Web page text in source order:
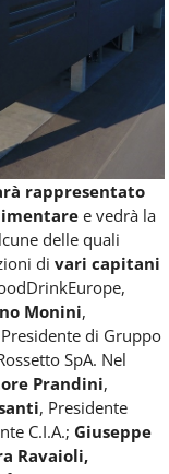
rappresentato
e vedrà la
delle quali
di vari capitani
Monini,
di Gruppo
SpA. Nel
Prandini,
, Presidente
C.I.A.; Giuseppe
Ravaioli,